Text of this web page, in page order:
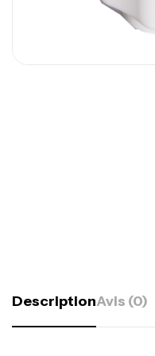
DescriptionAvis (0)